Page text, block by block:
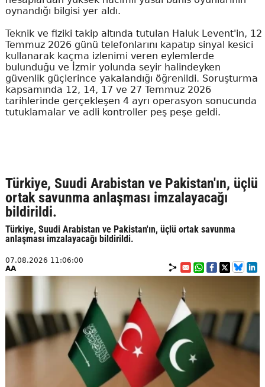
oynandığı bilgisi yer aldı.
Teknik ve fiziki takip altında tutulan Haluk Levent'in, 12
Temmuz 2026 günü telefonlarını kapatıp sinyal kesici
kullanarak kaçma izlenimi veren eylemlerde
bulunduğu ve İzmir yolunda seyir halindeyken
güvenlik güçlerince yakalandığı öğrenildi. Soruşturma
kapsamında 12, 14, 17 ve 27 Temmuz 2026
tarihlerinde gerçekleşen 4 ayrı operasyon sonucunda
tutuklamalar ve adli kontroller peş peşe geldi.
Türkiye, Suudi Arabistan ve Pakistan'ın, üçlü
ortak savunma anlaşması imzalayacağı
bildirildi.
Türkiye, Suudi Arabistan ve Pakistan'ın, üçlü ortak savunma
anlaşması imzalayacağı bildirildi.
07.08.2026 11:06:00
AA